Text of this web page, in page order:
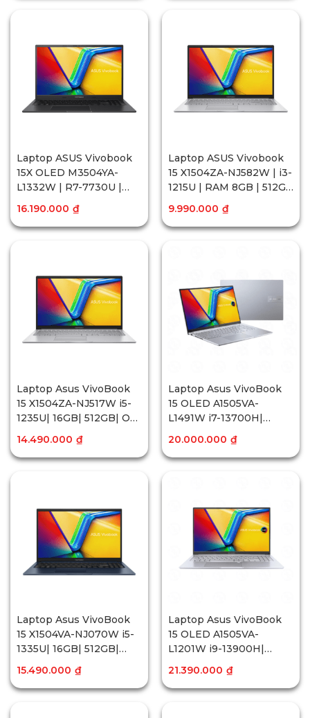
Laptop ASUS Vivobook
15X OLED M3504YA-
L1332W | R7-7730U |
RAM 16GB | 512GB SSD |
15.6 inch FHD OLED |
Win11
16.190.000 ₫
Laptop ASUS Vivobook
15 X1504ZA-NJ582W | i3-
1215U | RAM 8GB | 512GB
SSD | 15.6 inch FHD |
Win11 | Bạc
9.990.000 ₫
Laptop Asus VivoBook
15 X1504ZA-NJ517W i5-
1235U| 16GB| 512GB| OB|
15.6″FHD| Win11
14.490.000 ₫
Laptop Asus VivoBook
15 OLED A1505VA-
L1491W i7-13700H|
16GB| 512GB| OB|
15.6″FHD OLED| Win11
20.000.000 ₫
Laptop Asus VivoBook
15 X1504VA-NJ070W i5-
1335U| 16GB| 512GB|
15.6″FHD| OB| Win11
15.490.000 ₫
Laptop Asus VivoBook
15 OLED A1505VA-
L1201W i9-13900H|
16GB| 512GB| OB|
15.6″FHD OLED| Win11
21.390.000 ₫